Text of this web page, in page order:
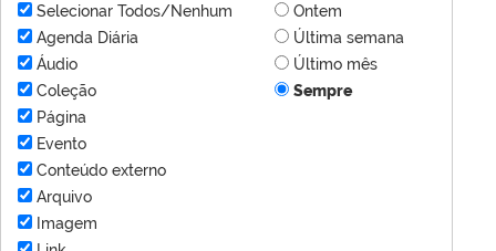
Selecionar Todos/Nenhum
Agenda Diária
Áudio
Coleção
Página
Evento
Conteúdo externo
Arquivo
Imagem
Ontem
Última semana
Último mês
Sempre